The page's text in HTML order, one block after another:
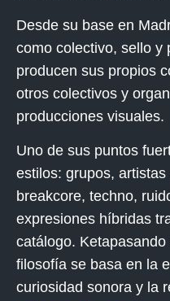
Desde su base en
como colectivo, sello y
producen sus propios
otros colectivos y
producciones visuales.
Uno de sus puntos
estilos: grupos, artistas
breakcore, techno,
expresiones híbridas
catálogo.
filosofía se basa en la
curiosidad sonora y la